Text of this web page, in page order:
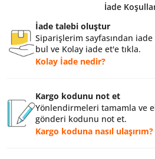
İade
İade talebi oluştur
Siparişlerim sayfasından
bul ve Kolay iade et'e tıkla.
Kolay İade nedir?
Kargo kodunu not et
Yönlendirmeleri tamamla ve
gönderi kodunu not et.
Kargo koduna nasıl ulaşırım?